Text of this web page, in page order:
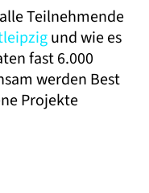
Teilnehmende
und wie es
fast 6.000
werden Best
Projekte